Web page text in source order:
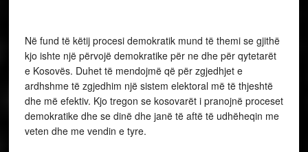
Në fund të këtij procesi demokratik mund të themi se gjithë
kjo ishte një përvojë demokratike për ne dhe për qytetarët
e Kosovës. Duhet të mendojmë që për zgjedhjet e
ardhshme të zgjedhim një sistem elektoral më të thjeshtë
dhe më efektiv. Kjo tregon se kosovarët i pranojnë proceset
demokratike dhe se dinë dhe janë të aftë të udhëheqin me
veten dhe me vendin e tyre.